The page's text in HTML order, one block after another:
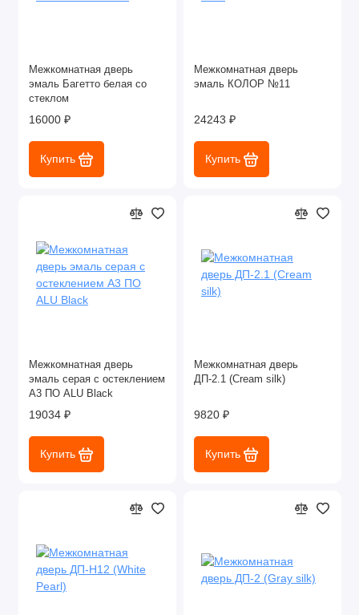
Межкомнатная дверь
эмаль Багетто белая со
стеклом
16000 ₽
Купить
Межкомнатная дверь
эмаль КОЛОР №11
24243 ₽
Купить
Межкомнатная дверь
эмаль серая с остеклением
A3 ПО ALU Black
19034 ₽
Купить
Межкомнатная дверь
ДП-2.1 (Cream silk)
9820 ₽
Купить